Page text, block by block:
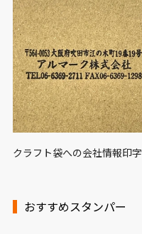
クラフト袋への会社情報印字
おすすめスタンパー